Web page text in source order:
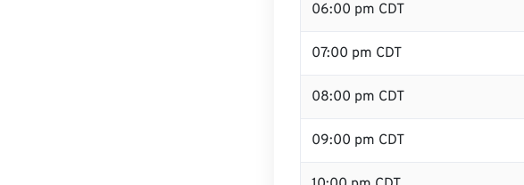
06:00 pm CDT
07:00 pm CDT
08:00 pm CDT
09:00 pm CDT